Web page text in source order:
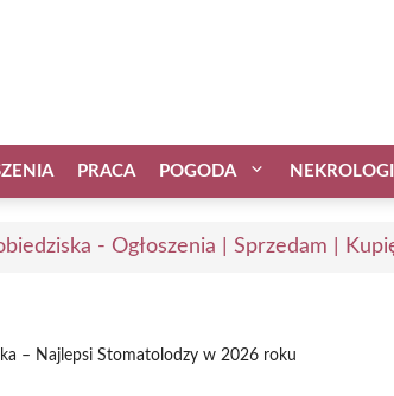
PRACA POGODA NEKROLOGI
- Ogłoszenia | Sprzedam |
– Najlepsi Stomatolodzy w 2026 roku